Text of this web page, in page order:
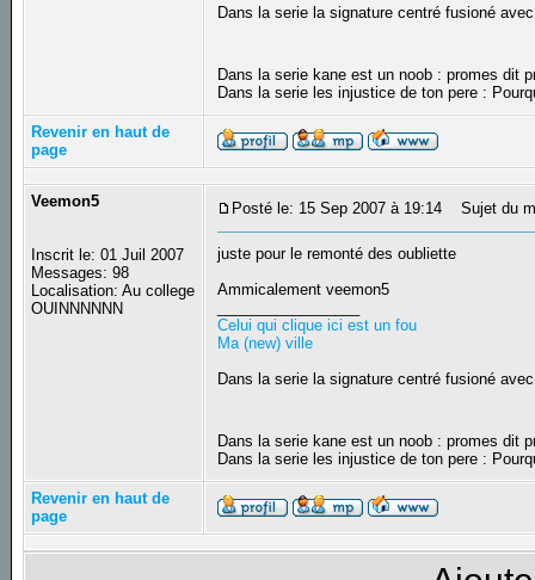
Dans la serie la signature centré fusioné
Dans la serie kane est un noob : promes dit
Dans la serie les injustice de ton pere :
Revenir en haut de
page
Veemon5
Inscrit le: 01 Juil 2007
Messages: 98
Localisation: Au college
OUINNNNNN
Posté le: 15 Sep 2007 à 19:14 Sujet du
juste pour le remonté des oubliette
Ammicalement veemon5
Celui qui clique ici est un fou
Ma (new) ville
Dans la serie la signature centré fusioné
Dans la serie kane est un noob : promes dit
Dans la serie les injustice de ton pere :
Revenir en haut de
page